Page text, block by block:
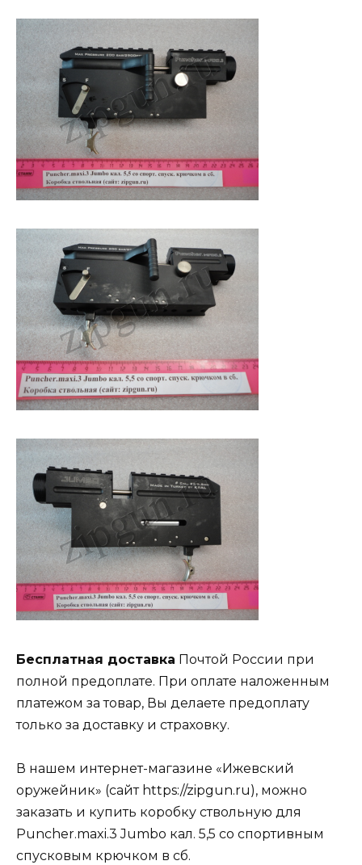
Бесплатная доставка Почтой России при
полной предоплате. При оплате наложенным
платежом за товар, Вы делаете предоплату
только за доставку и страховку.
В нашем интернет-магазине «Ижевский
оружейник» (сайт https://zipgun.ru), можно
заказать и купить коробку ствольную для
Puncher.maxi.3 Jumbo кал. 5,5 со спортивным
спусковым крючком в сб.